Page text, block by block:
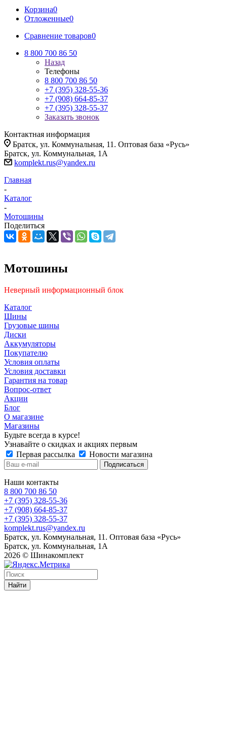
Корзина0
Отложенные0
Сравнение товаров0
8 800 700 86 50
Назад
Телефоны
8 800 700 86 50
+7 (395) 328-55-36
+7 (908) 664-85-37
+7 (395) 328-55-37
Заказать звонок
Контактная информация
Братск, ул. Коммунальная, 11. Оптовая база «Русь»
Братск, ул. Коммунальная, 1А
komplekt.rus@yandex.ru
Главная
-
Каталог
-
Мотошины
Поделиться
Мотошины
Неверный информационный блок
Каталог
Шины
Грузовые шины
Диски
Аккумуляторы
Покупателю
Условия оплаты
Условия доставки
Гарантия на товар
Вопрос-ответ
Акции
Блог
О магазине
Магазины
Будьте всегда в курсе!
Узнавайте о скидках и акциях первым
Первая рассылка
Новости магазина
Наши контакты
8 800 700 86 50
+7 (395) 328-55-36
+7 (908) 664-85-37
+7 (395) 328-55-37
komplekt.rus@yandex.ru
Братск, ул. Коммунальная, 11. Оптовая база «Русь»
Братск, ул. Коммунальная, 1А
2026 © Шинакомплект
Найти